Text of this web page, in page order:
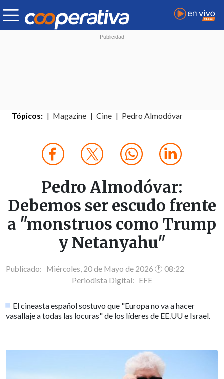
Tópicos: Magazine Cine Pedro Almodóvar
Pedro Almodóvar:
Debemos ser escudo frente
a "monstruos como Trump
y Netanyahu"
Publicado: Miércoles, 20 de Mayo de 2026 🕐 08:22
Periodista Digital: EFE
El cineasta español sostuvo que "Europa no va a hacer
vasallaje a todas las locuras" de los líderes de EE.UU e Israel.